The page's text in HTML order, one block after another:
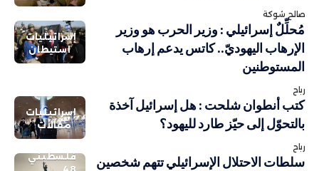
صالح شوكة
إسرائيليات
استيطان
مُحلِّلٌ إسرائيلي : وزير الحرب هو وزير
الإرهاب اليهوديّ.. كاتس يدعم إرهاب
المستوطنين
رباح
إسرائيليات
مقالات
كتب أنطوان شلحت : هل إسرائيل آخذة
بالتحوّل إلى حيّز طارد لليهود؟
رباح
فلسطيني
سلطات الاحتلال الإسرائيلي تتهم شخصين